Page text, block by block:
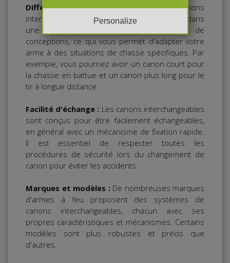
Différents types de canons :Les canons
interchangeables peuvent être disponibles dans
une variété de longueurs, de starters et de
conceptions, ce qui vous permet d'adapter votre
arme à des situations de chasse spécifiques. Par
exemple, vous pourriez avoir un canon court pour
la chasse en battue et un canon plus long pour le
tir à longue distance.
Facilité d'échange : Les canons interchangeables
sont conçus pour être facilement échangeables,
en général avec un mécanisme de fixation rapide.
Il est essentiel de respecter toutes les
procédures de sécurité lors du changement de
canon pour éviter les accidents.
Marques et modèles : De nombreuses marques
d'armes à feu proposent des systèmes de
canons interchangeables, chacun avec ses
propres caractéristiques et mécanismes. Certains
modèles sont plus robustes et précis que
d'autres.
Personalize